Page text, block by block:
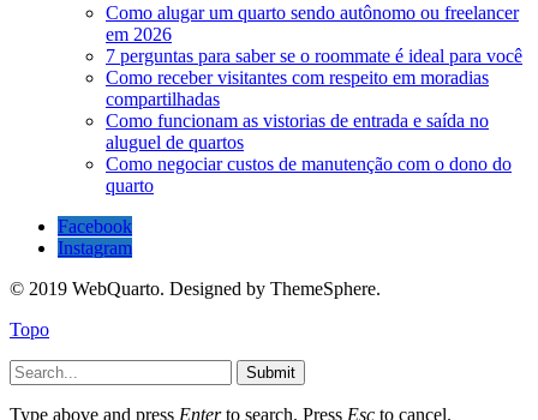
Como alugar um quarto sendo autônomo ou freelancer
em 2026
7 perguntas para saber se o roommate é ideal para você
Como receber visitantes com respeito em moradias
compartilhadas
Como funcionam as vistorias de entrada e saída no
aluguel de quartos
Como negociar custos de manutenção com o dono do
quarto
Facebook
Instagram
© 2019 WebQuarto. Designed by ThemeSphere.
Topo
Submit
Type above and press Enterto search. Press Esc to cancel.